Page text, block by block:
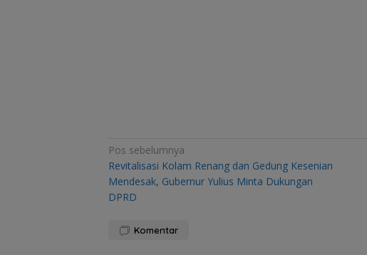
Navigasi
pos
Pos sebelumnya
Revitalisasi Kolam Renang dan Gedung Kesenian
Mendesak, Gubernur Yulius Minta Dukungan
DPRD
Komentar